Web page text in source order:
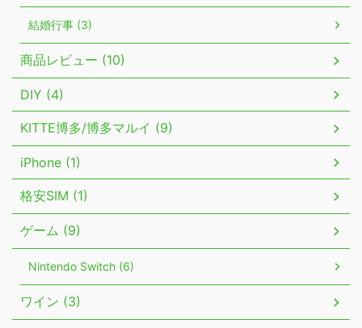
結婚行事 (3)
商品レビュー (10)
DIY (4)
KITTE博多/博多マルイ (9)
iPhone (1)
格安SIM (1)
ゲーム (9)
Nintendo Switch (6)
ワイン (3)